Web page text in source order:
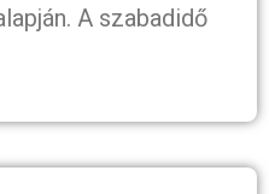
A szabadidő